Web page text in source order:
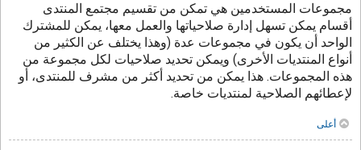
مجموعات المستخدمين هي تمكن من تقسيم مجتمع المنتدى
أقسام يمكن تسهل إدارة صلاحياتها والعمل معها، يمكن للمشترك
الواحد أن يكون في مجموعات عدة (وهذا يختلف عن الكثير من
أنواع المنتديات الأخرى) ويمكن تحديد صلاحيات لكل مجموعة من
هذه المجموعات. هذا يمكن من تحديد أكثر من مشرف للمنتدى، أو
لإعطائهم الصلاحية لمنتديات خاصة.
أعلى